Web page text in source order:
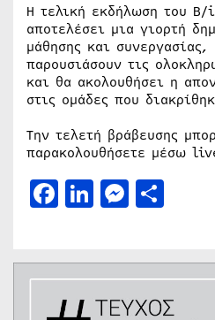
Η τελική εκδήλωση του
αποτελέσει μια γιορτή
μάθησης και
παρουσιάσουν τις
και θα ακολουθήσει η
στις ομάδες που
Την τελετή βράβευσης
παρακολουθήσετε μέσω
Facebook
LinkedIn